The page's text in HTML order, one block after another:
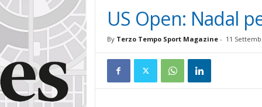
US Open: Nadal
By Terzo Tempo Sport Magazine- 11